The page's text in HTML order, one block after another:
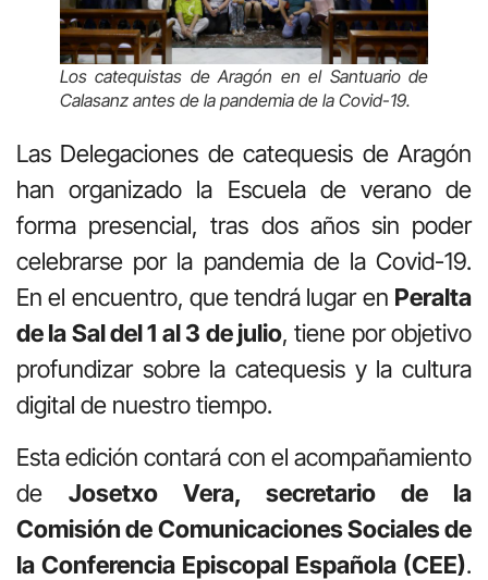
Los catequistas de Aragón en el Santuario de
Calasanz antes de la pandemia de la Covid-19.
Las Delegaciones de catequesis de Aragón
han organizado la Escuela de verano de
forma presencial, tras dos años sin poder
celebrarse por la pandemia de la Covid-19.
En el encuentro, que tendrá lugar en Peralta
de la Sal del 1 al 3 de julio, tiene por objetivo
profundizar sobre la catequesis y la cultura
digital de nuestro tiempo.
Esta edición contará con el acompañamiento
de Josetxo Vera, secretario de la
Comisión de Comunicaciones Sociales de
la Conferencia Episcopal Española (CEE).